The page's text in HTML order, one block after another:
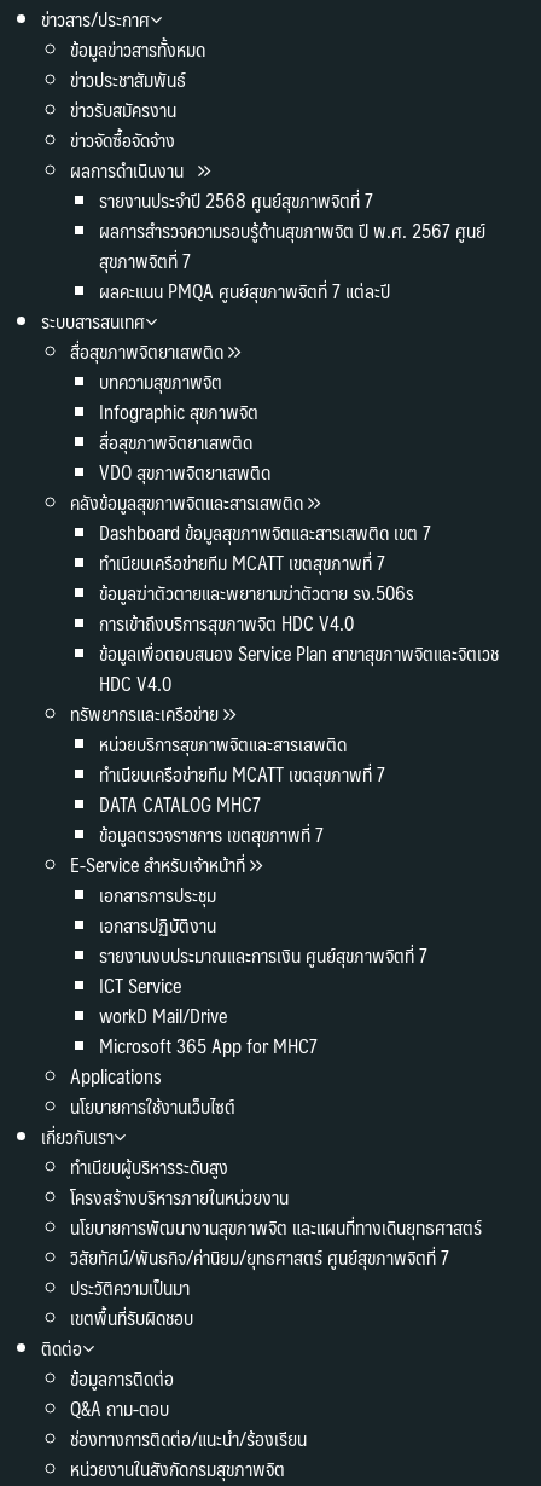
ข่าวสาร/ประกาศ
ข้อมูลข่าวสารทั้งหมด
ข่าวประชาสัมพันธ์
ข่าวรับสมัครงาน
ข่าวจัดซื้อจัดจ้าง
ผลการดำเนินงาน
รายงานประจำปี 2568 ศูนย์สุขภาพจิตที่ 7
ผลการสำรวจความรอบรู้ด้านสุขภาพจิต ปี พ.ศ. 2567 ศูนย์
สุขภาพจิตที่ 7
ผลคะแนน PMQA ศูนย์สุขภาพจิตที่ 7 แต่ละปี
ระบบสารสนเทศ
สื่อสุขภาพจิตยาเสพติด
บทความสุขภาพจิต
Infographic สุขภาพจิต
สื่อสุขภาพจิตยาเสพติด
VDO สุขภาพจิตยาเสพติด
คลังข้อมูลสุขภาพจิตและสารเสพติด
Dashboard ข้อมูลสุขภาพจิตและสารเสพติด เขต 7
ทำเนียบเครือข่ายทีม MCATT เขตสุขภาพที่ 7
ข้อมูลฆ่าตัวตายและพยายามฆ่าตัวตาย รง.506s
การเข้าถึงบริการสุขภาพจิต HDC V4.0
ข้อมูลเพื่อตอบสนอง Service Plan สาขาสุขภาพจิตและจิตเวช
HDC V4.0
ทรัพยากรและเครือข่าย
หน่วยบริการสุขภาพจิตและสารเสพติด
ทำเนียบเครือข่ายทีม MCATT เขตสุขภาพที่ 7
DATA CATALOG MHC7
ข้อมูลตรวจราชการ เขตสุขภาพที่ 7
E-Service สำหรับเจ้าหน้าที่
เอกสารการประชุม
เอกสารปฏิบัติงาน
รายงานงบประมาณและการเงิน ศูนย์สุขภาพจิตที่ 7
ICT Service
workD Mail/Drive
Microsoft 365 App for MHC7
Applications
นโยบายการใช้งานเว็บไซต์
เกี่ยวกับเรา
ทำเนียบผู้บริหารระดับสูง
โครงสร้างบริหารภายในหน่วยงาน
นโยบายการพัฒนางานสุขภาพจิต และแผนที่ทางเดินยุทธศาสตร์
วิสัยทัศน์/พันธกิจ/ค่านิยม/ยุทธศาสตร์ ศูนย์สุขภาพจิตที่ 7
ประวัติความเป็นมา
เขตพื้นที่รับผิดชอบ
ติดต่อ
ข้อมูลการติดต่อ
Q&A ถาม-ตอบ
ช่องทางการติดต่อ/แนะนำ/ร้องเรียน
หน่วยงานในสังกัดกรมสุขภาพจิต